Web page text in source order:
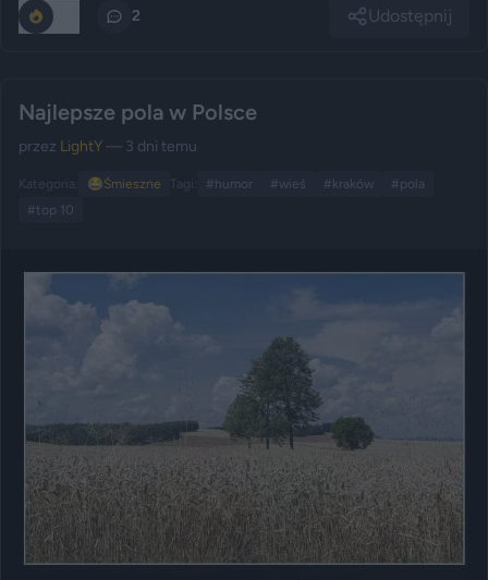
2 Udostępnij
Najlepsze pola w Polsce
przez LightY— 3 dni temu
Kategoria: 😂Śmieszne Tagi: #humor #wieś #kraków
#pola
#top 10